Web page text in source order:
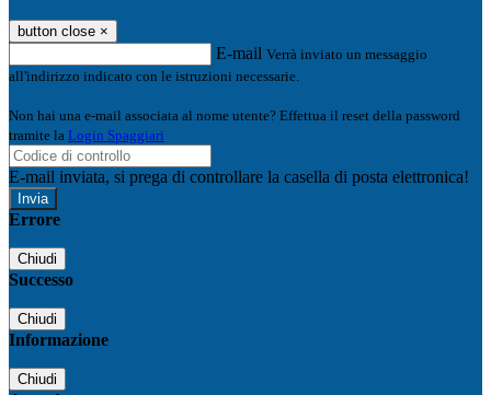
button close ×
E-mail Verrà inviato un messaggio
all'indirizzo indicato con le istruzioni necessarie.
Non hai una e-mail associata al nome utente? Effettua il reset della password
tramite la Login Spaggiari
E-mail inviata, si prega di controllare la casella di posta elettronica!
Errore
Chiudi
Successo
Chiudi
Informazione
Chiudi